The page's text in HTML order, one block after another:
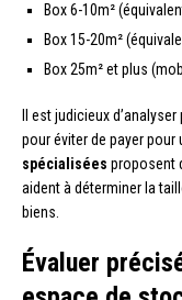
Box 6-10m²
Box 15-20m²
Box 25m² et plus
Il est judicieux
pour éviter de payer
spécialisées proposent
aident à déterminer la
biens.
Évaluer